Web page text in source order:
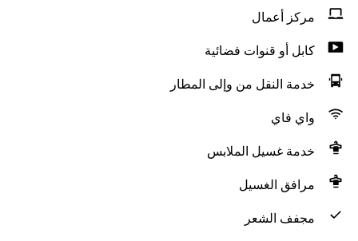
مركز أعمال
كابل أو قنوات فضائية
خدمة النقل من وإلى المطار
واي فاي
خدمة غسيل الملابس
مرافق الغسيل
مجفف الشعر